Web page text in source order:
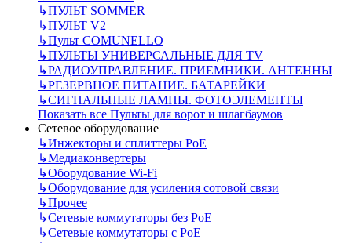
↳ПУЛЬТ SOMMER
↳ПУЛЬТ V2
↳Пульт СOMUNELLO
↳ПУЛЬТЫ УНИВЕРСАЛЬНЫЕ ДЛЯ TV
↳РАДИОУПРАВЛЕНИЕ. ПРИЕМНИКИ. АНТЕННЫ
↳РЕЗЕРВНОЕ ПИТАНИЕ. БАТАРЕЙКИ
↳СИГНАЛЬНЫЕ ЛАМПЫ. ФОТОЭЛЕМЕНТЫ
Показать все Пульты для ворот и шлагбаумов
Сетевое оборудование
↳Инжекторы и сплиттеры РоЕ
↳Медиаконвертеры
↳Оборудование Wi-Fi
↳Оборудование для усиления сотовой связи
↳Прочее
↳Сетевые коммутаторы без РоЕ
↳Сетевые коммутаторы с РоЕ